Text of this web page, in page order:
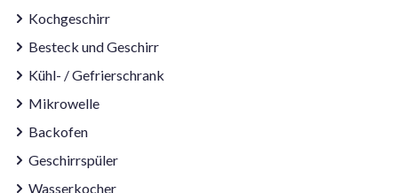
Kochgeschirr
Besteck und Geschirr
Kühl- / Gefrierschrank
Mikrowelle
Backofen
Geschirrspüler
Wasserkocher